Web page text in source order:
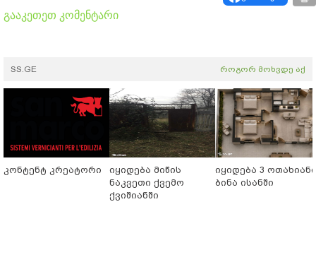
გააკეთეთ კომენტარი
SS.GE როგორ მოხვდე აქ
კონტენტ კრეატორი
იყიდება მიწის
ნაკვეთი ქვემო
ქვიშიანში
იყიდება 3 ოთახიანი
ბინა ისანში